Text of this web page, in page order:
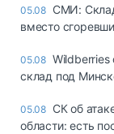
05.08 СМИ:
вместо
05.08
склад под
05.08 СК об
области: есть